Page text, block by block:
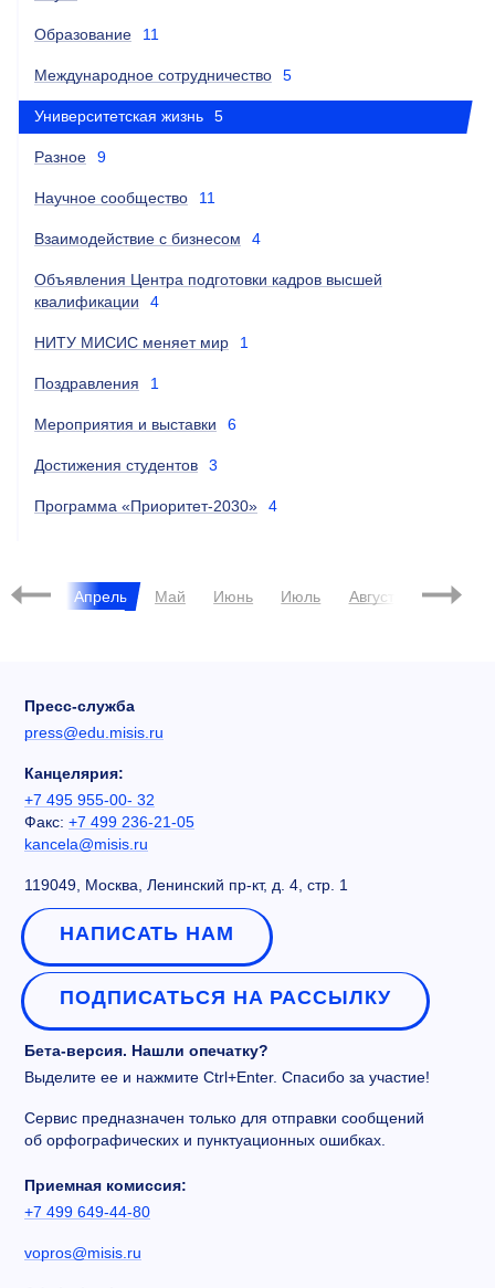
Образование 11
Международное сотрудничество 5
Университетская жизнь 5
Разное 9
Научное сообщество 11
Взаимодействие с бизнесом 4
Объявления Центра подготовки кадров высшей
квалификации
4
НИТУ МИСИС меняет мир 1
Поздравления 1
Мероприятия и выставки 6
Достижения студентов 3
Программа «Приоритет-2030» 4
Март Апрель Май Июнь Июль Август Сентябрь
Пресс-служба
press@edu.misis.ru
Канцелярия:
+7 495 955-00- 32
Факс: +7 499 236-21-05
kancela@misis.ru
119049, Москва, Ленинский пр-кт, д. 4, стр. 1
НАПИСАТЬ НАМ
ПОДПИСАТЬСЯ НА РАССЫЛКУ
Бета-версия. Нашли опечатку?
Выделите ее и нажмите Ctrl+Enter. Спасибо за участие!
Сервис предназначен только для отправки сообщений
об орфографических и пунктуационных ошибках.
Приемная комиссия:
+7 499 649-44-80
vopros@misis.ru